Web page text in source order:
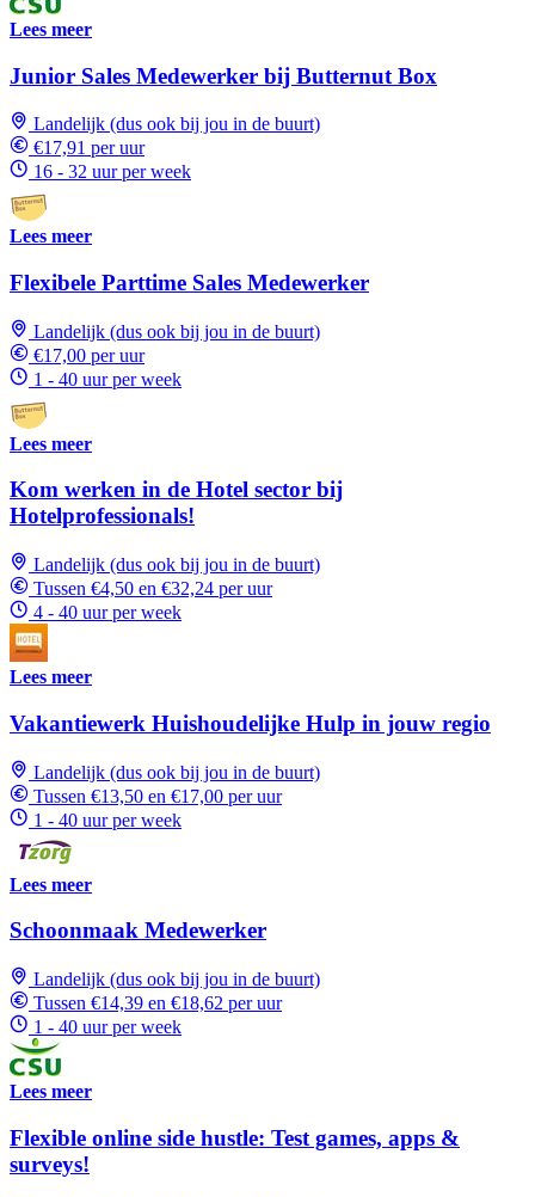
Lees meer
Junior Sales Medewerker bij Butternut Box
Landelijk (dus ook bij jou in de buurt)
€17,91 per uur
16 - 32 uur per week
Lees meer
Flexibele Parttime Sales Medewerker
Landelijk (dus ook bij jou in de buurt)
€17,00 per uur
1 - 40 uur per week
Lees meer
Kom werken in de Hotel sector bij
Hotelprofessionals!
Landelijk (dus ook bij jou in de buurt)
Tussen €4,50 en €32,24 per uur
4 - 40 uur per week
Lees meer
Vakantiewerk Huishoudelijke Hulp in jouw regio
Landelijk (dus ook bij jou in de buurt)
Tussen €13,50 en €17,00 per uur
1 - 40 uur per week
Lees meer
Schoonmaak Medewerker
Landelijk (dus ook bij jou in de buurt)
Tussen €14,39 en €18,62 per uur
1 - 40 uur per week
Lees meer
Flexible online side hustle: Test games, apps &
surveys!